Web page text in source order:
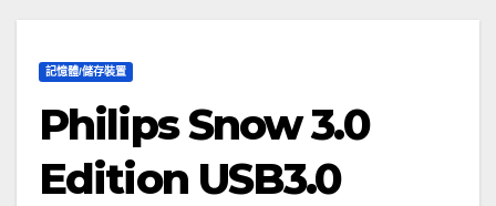
記憶體/儲存裝置
Philips Snow 3.0
Edition USB3.0